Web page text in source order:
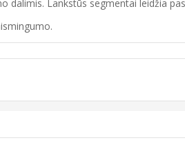
dalimis. Lankstūs segmentai leidžia